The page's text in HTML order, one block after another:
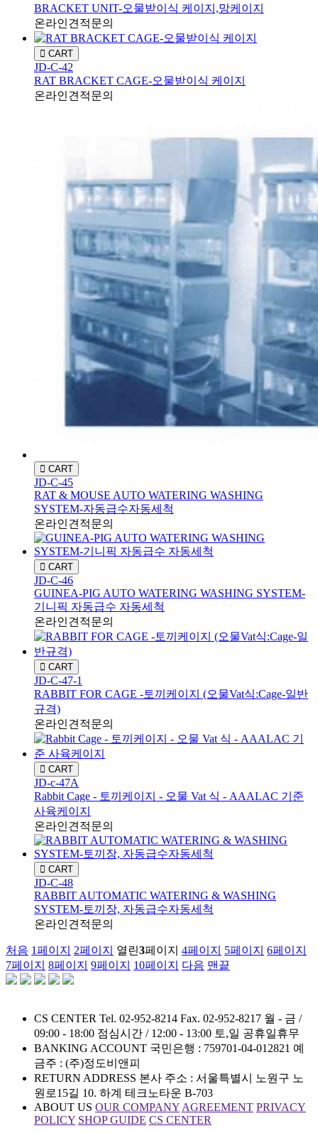
BRACKET UNIT-오물받이식 케이지,망케이지
온라인견적문의
CART
JD-C-42
RAT BRACKET CAGE-오물받이식 케이지
온라인견적문의
CART
JD-C-45
RAT & MOUSE AUTO WATERING WASHING
SYSTEM-자동급수자동세척
온라인견적문의
CART
JD-C-46
GUINEA-PIG AUTO WATERING WASHING SYSTEM-
기니픽 자동급수 자동세척
온라인견적문의
CART
JD-C-47-1
RABBIT FOR CAGE -토끼케이지 (오물Vat식:Cage-일반
규격)
온라인견적문의
CART
JD-c-47A
Rabbit Cage - 토끼케이지 - 오물 Vat 식 - AAALAC 기준
사육케이지
온라인견적문의
CART
JD-C-48
RABBIT AUTOMATIC WATERING & WASHING
SYSTEM-토끼장, 자동급수자동세척
온라인견적문의
처음 1페이지 2페이지 열린3페이지 4페이지 5페이지 6페이지
7페이지 8페이지 9페이지 10페이지 다음 맨끝
CS CENTER Tel. 02-952-8214 Fax. 02-952-8217 월 - 금 /
09:00 - 18:00 점심시간 / 12:00 - 13:00 토,일 공휴일휴무
BANKING ACCOUNT 국민은행 : 759701-04-012821 예
금주 : (주)정도비앤피
RETURN ADDRESS 본사 주소 : 서울특별시 노원구 노
원로15길 10. 하계 테크노타운 B-703
ABOUT US OUR COMPANYAGREEMENT PRIVACY
POLICY SHOP GUIDE CS CENTER